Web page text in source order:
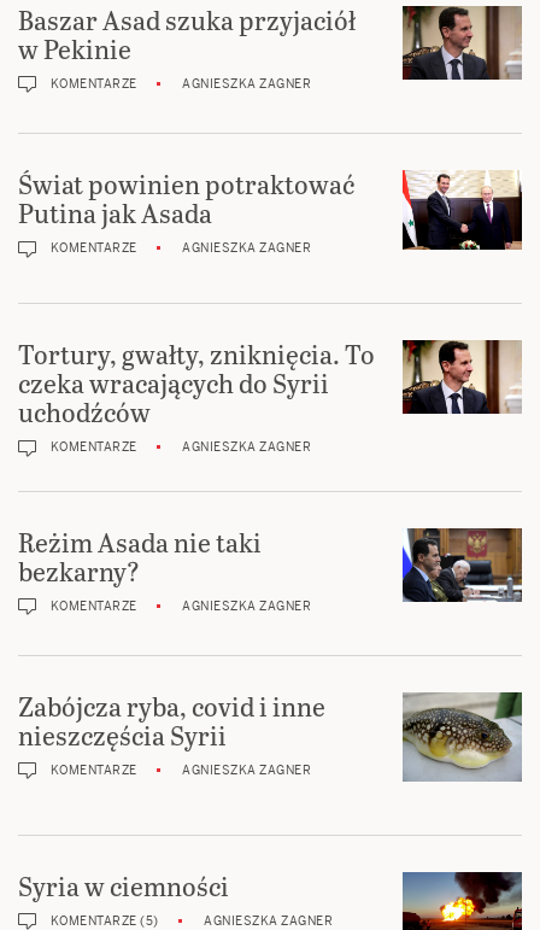
Baszar Asad szuka przyjaciół
w Pekinie
KOMENTARZE AGNIESZKA ZAGNER
Świat powinien potraktować
Putina jak Asada
KOMENTARZE AGNIESZKA ZAGNER
Tortury, gwałty, zniknięcia. To
czeka wracających do Syrii
uchodźców
KOMENTARZE AGNIESZKA ZAGNER
Reżim Asada nie taki
bezkarny?
KOMENTARZE AGNIESZKA ZAGNER
Zabójcza ryba, covid i inne
nieszczęścia Syrii
KOMENTARZE AGNIESZKA ZAGNER
Syria w ciemności
KOMENTARZE (5) AGNIESZKA ZAGNER